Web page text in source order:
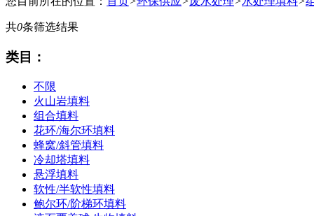
共0条筛选结果
类目：
不限
火山岩填料
组合填料
花环/海尔环填料
蜂窝/斜管填料
冷却塔填料
悬浮填料
软性/半软性填料
鲍尔环/阶梯环填料